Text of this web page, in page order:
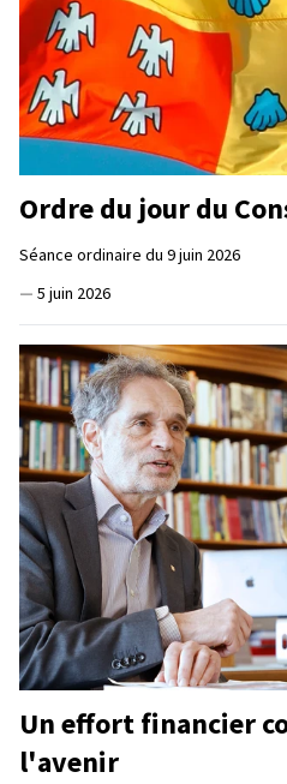
Ordre du jour du
Séance ordinaire du 9 juin 2026
— 5 juin 2026
Un effort financier
l'avenir